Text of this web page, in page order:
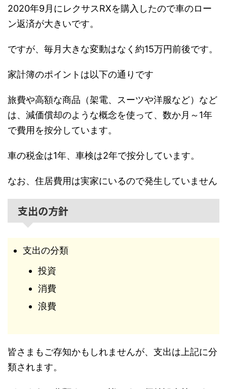
2020年9月にレクサスRXを購入したので車のロー
ン返済が大きいです。
ですが、毎月大きな変動はなく約15万円前後です。
家計簿のポイントは以下の通りです
旅費や高額な商品（架電、スーツや洋服など）など
は、減価償却のような概念を使って、数か月～1年
で費用を按分しています。
車の税金は1年、車検は2年で按分しています。
なお、住居費用は実家にいるので発生していません
支出の方針
支出の分類
投資
消費
浪費
皆さまもご存知かもしれませんが、支出は上記に分
類されます。